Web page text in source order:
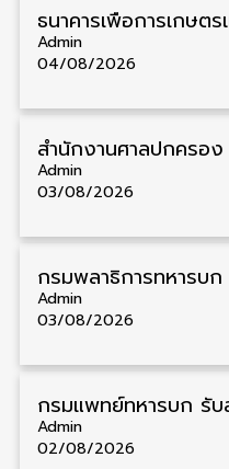
Admin
04/08/2026
Admin
03/08/2026
Admin
03/08/2026
Admin
02/08/2026